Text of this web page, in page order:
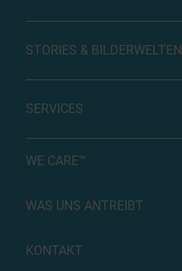
STORIES & BILDERWELTEN
SERVICES
WE CARE™
WAS UNS ANTREIBT
KONTAKT